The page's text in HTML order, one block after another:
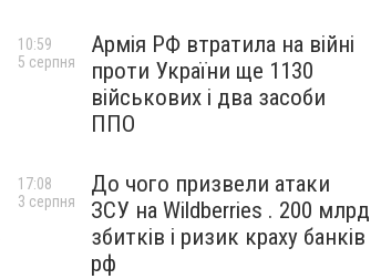
Армія РФ втратила на війні
проти України ще 1130
військових і два засоби
ППО
10:59
5 серпня
До чого призвели атаки
ЗСУ на Wildberries . 200 млрд
збитків і ризик краху банків
рф
17:08
3 серпня